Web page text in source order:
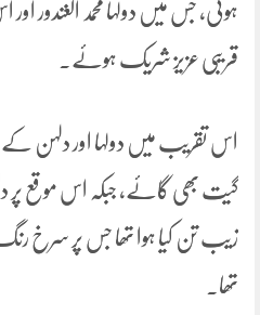
ہوئی، جس میں دولہا محمد الغندور
قریبی عزیز شریک ہوئے۔
اس تقریب میں دولہا اور دلہن
گیت بھی گائے، جبکہ اس موقع
زیب تن کیا ہوا تھا جس پر سرخ رنگ
تھا۔